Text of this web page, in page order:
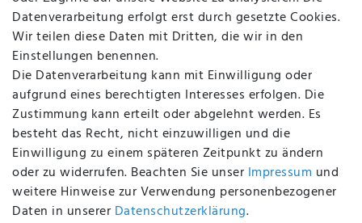
Altölverordnung
Impressum
BEQUEM UND SICHER BEZAHLEN MIT
BEI UNS SIND SIE SICHER!
Datenverarbeitung erfolgt erst durch gesetzte Cookies.
Wir teilen diese Daten mit Dritten, die wir in den
Einstellungen benennen.
Die Datenverarbeitung kann mit Einwilligung oder
aufgrund eines berechtigten Interesses erfolgen. Die
Zustimmung kann erteilt oder abgelehnt werden. Es
besteht das Recht, nicht einzuwilligen und die
Einwilligung zu einem späteren Zeitpunkt zu ändern
oder zu widerrufen. Beachten Sie unser Impressum und
weitere Hinweise zur Verwendung personenbezogener
Daten in unserer Daten­schutz­erklärung.